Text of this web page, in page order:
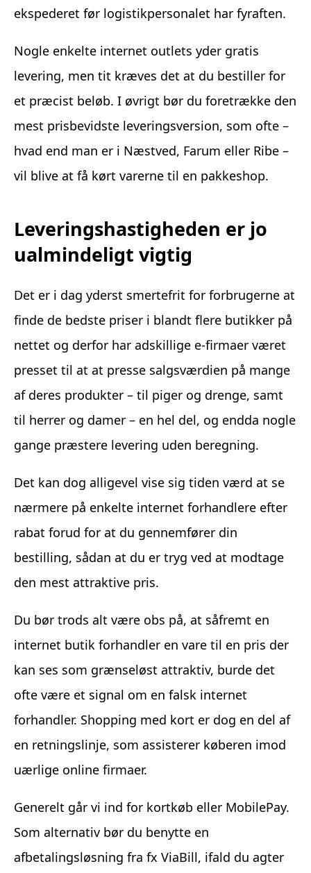
ekspederet før logistikpersonalet har fyraften.
Nogle enkelte internet outlets yder gratis
levering, men tit kræves det at du bestiller for
et præcist beløb. I øvrigt bør du foretrække den
mest prisbevidste leveringsversion, som ofte –
hvad end man er i Næstved, Farum eller Ribe –
vil blive at få kørt varerne til en pakkeshop.
Leveringshastigheden er jo
ualmindeligt vigtig
Det er i dag yderst smertefrit for forbrugerne at
finde de bedste priser i blandt flere butikker på
nettet og derfor har adskillige e-firmaer været
presset til at at presse salgsværdien på mange
af deres produkter – til piger og drenge, samt
til herrer og damer – en hel del, og endda nogle
gange præstere levering uden beregning.
Det kan dog alligevel vise sig tiden værd at se
nærmere på enkelte internet forhandlere efter
rabat forud for at du gennemfører din
bestilling, sådan at du er tryg ved at modtage
den mest attraktive pris.
Du bør trods alt være obs på, at såfremt en
internet butik forhandler en vare til en pris der
kan ses som grænseløst attraktiv, burde det
ofte være et signal om en falsk internet
forhandler. Shopping med kort er dog en del af
en retningslinje, som assisterer køberen imod
uærlige online firmaer.
Generelt går vi ind for kortkøb eller MobilePay.
Som alternativ bør du benytte en
afbetalingsløsning fra fx ViaBill, ifald du agter